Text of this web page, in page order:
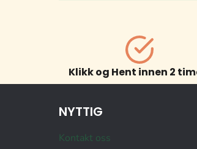
Klikk og Hent innen 2
NYTTIG
Kontakt oss